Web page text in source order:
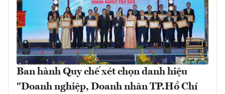
Ban hành Quy chế xét chọn danh hiệu
"Doanh nghiệp, Doanh nhân TP.Hồ Chí